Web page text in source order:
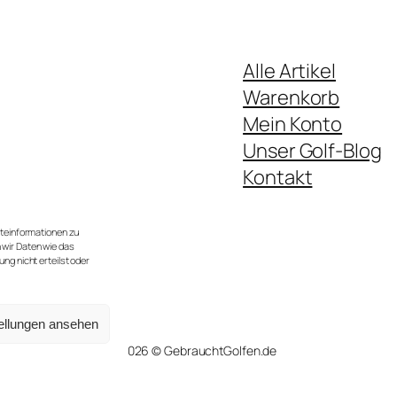
zu
Daten wie das
nicht erteilst oder
ansehen
Alle Artikel
Warenkorb
Mein Konto
Unser Golf-Blog
Kontakt
2026 © GebrauchtGolfen.de